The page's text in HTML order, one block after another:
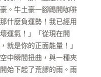
。牛土豪一腳踢開咖啡
什麼負運勢！我已經用
運氣！」「從現在開
就是你的正面能量！」
中瞬間扭曲，與一種夾
始下起了荒謬的雨。雨